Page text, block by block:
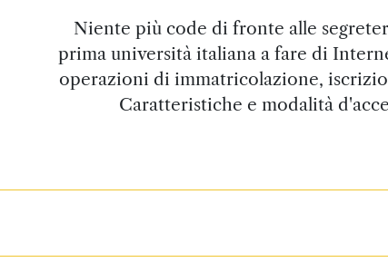
Niente più code di fronte alle
prima università italiana a fare di
operazioni di immatricolazione,
Caratteristiche e modalità